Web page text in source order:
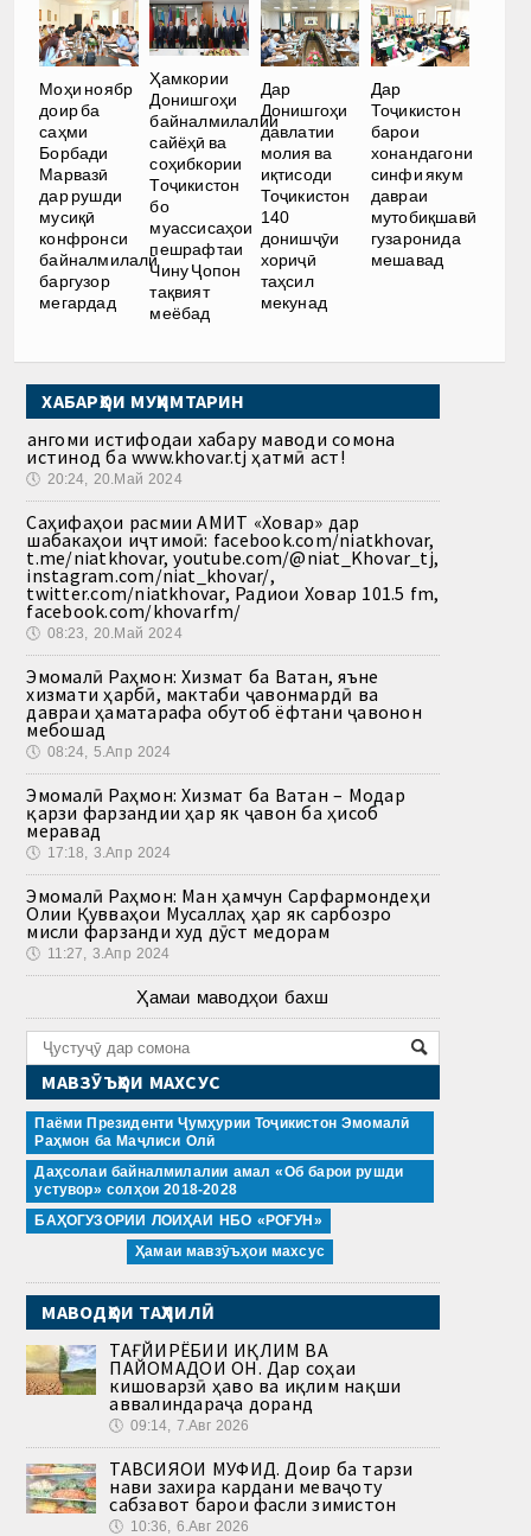
Моҳи ноябр
доир ба
саҳми
Борбади
Марвазӣ
дар рушди
мусиқӣ
конфронси
байналмилалӣ
баргузор
мегардад
Ҳамкории
Донишгоҳи
байналмилалии
сайёҳӣ ва
соҳибкории
Тоҷикистон
бо
муассисаҳои
пешрафтаи
Чину Ҷопон
тақвият
меёбад
Дар
Донишгоҳи
давлатии
молия ва
иқтисоди
Тоҷикистон
140
донишҷӯи
хориҷӣ
таҳсил
мекунад
Дар
Тоҷикистон
барои
хонандагони
синфи якум
давраи
мутобиқшавӣ
гузаронида
мешавад
ХАБАРҲОИ МУҲИМТАРИН
Ҳангоми истифодаи хабару маводи сомона
истинод ба www.khovar.tj ҳатмӣ аст!
🕔 20:24, 20.Май 2024
Саҳифаҳои расмии АМИТ «Ховар» дар
шабакаҳои иҷтимоӣ: facebook.com/niatkhovar,
t.me/niatkhovar, youtube.com/@niat_Khovar_tj,
instagram.com/niat_khovar/,
twitter.com/niatkhovar, Радиои Ховар 101.5 fm,
facebook.com/khovarfm/
🕔 08:23, 20.Май 2024
Эмомалӣ Раҳмон: Хизмат ба Ватан, яъне
хизмати ҳарбӣ, мактаби ҷавонмардӣ ва
давраи ҳаматарафа обутоб ёфтани ҷавонон
мебошад
🕔 08:24, 5.Апр 2024
Эмомалӣ Раҳмон: Хизмат ба Ватан – Модар
қарзи фарзандии ҳар як ҷавон ба ҳисоб
меравад
🕔 17:18, 3.Апр 2024
Эмомалӣ Раҳмон: Ман ҳамчун Сарфармондеҳи
Олии Қувваҳои Мусаллаҳ ҳар як сарбозро
мисли фарзанди худ дӯст медорам
🕔 11:27, 3.Апр 2024
Ҳамаи маводҳои бахш
МАВЗӮЪҲОИ МАХСУС
Паёми Президенти Ҷумҳурии Тоҷикистон Эмомалӣ
Раҳмон ба Маҷлиси Олӣ
Даҳсолаи байналмилалии амал «Об барои рушди
устувор» солҳои 2018-2028
БАҲОГУЗОРИИ ЛОИҲАИ НБО «РОҒУН»
Ҳамаи мавзӯъҳои махсус
МАВОДҲОИ ТАҲЛИЛӢ
ТАҒЙИРЁБИИ ИҚЛИМ ВА
ПАЙОМАДҲОИ ОН. Дар соҳаи
кишоварзӣ ҳаво ва иқлим нақши
аввалиндараҷа доранд
🕔 09:14, 7.Авг 2026
ТАВСИЯҲОИ МУФИД. Доир ба тарзи
нави захира кардани меваҷоту
сабзавот барои фасли зимистон
🕔 10:36, 6.Авг 2026